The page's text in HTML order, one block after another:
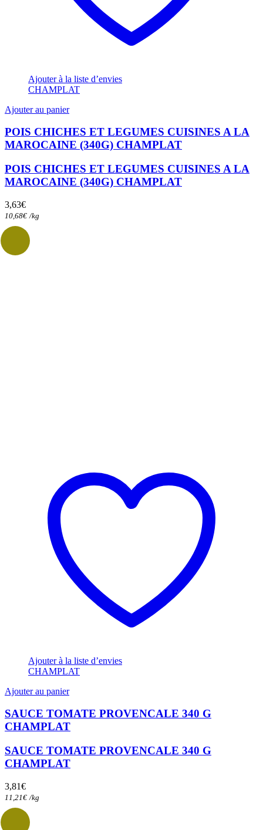
Ajouter à la liste d’envies
CHAMPLAT
Ajouter au panier
POIS CHICHES ET LEGUMES CUISINES A LA
MAROCAINE (340G) CHAMPLAT
POIS CHICHES ET LEGUMES CUISINES A LA
MAROCAINE (340G) CHAMPLAT
3,63€
10,68€ /kg
Ajouter à la liste d’envies
CHAMPLAT
Ajouter au panier
SAUCE TOMATE PROVENCALE 340 G
CHAMPLAT
SAUCE TOMATE PROVENCALE 340 G
CHAMPLAT
3,81€
11,21€ /kg